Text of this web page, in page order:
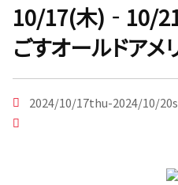
10/17(木)‐10/
ごすオールドアメ
2024/10/17thu-2024/10/